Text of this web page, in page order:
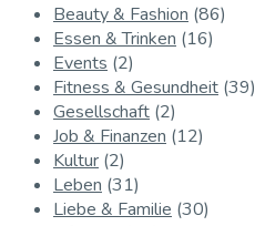
Beauty & Fashion (86)
Essen & Trinken (16)
Events (2)
Fitness & Gesundheit (39)
Gesellschaft (2)
Job & Finanzen (12)
Kultur (2)
Leben (31)
Liebe & Familie (30)